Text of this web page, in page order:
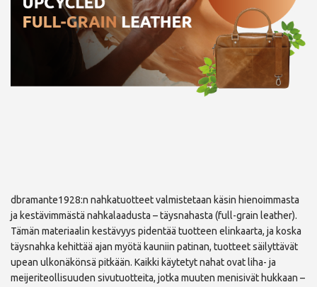
dbramante1928:n nahkatuotteet valmistetaan käsin hienoimmasta
ja kestävimmästä nahkalaadusta – täysnahasta (full-grain leather).
Tämän materiaalin kestävyys pidentää tuotteen elinkaarta, ja koska
täysnahka kehittää ajan myötä kauniin patinan, tuotteet säilyttävät
upean ulkonäkönsä pitkään. Kaikki käytetyt nahat ovat liha- ja
meijeriteollisuuden sivutuotteita, jotka muuten menisivät hukkaan –